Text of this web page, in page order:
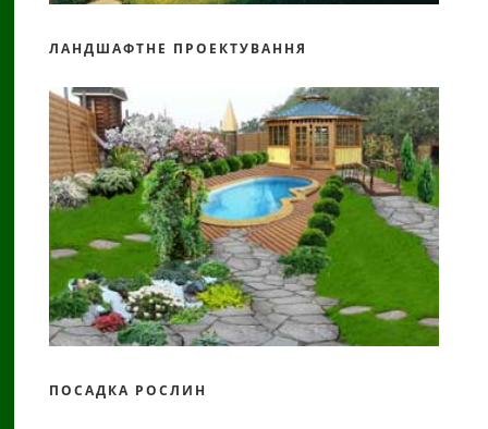
ЛАНДШАФТНЕ ПРОЕКТУВАННЯ
ПОСАДКА РОСЛИН